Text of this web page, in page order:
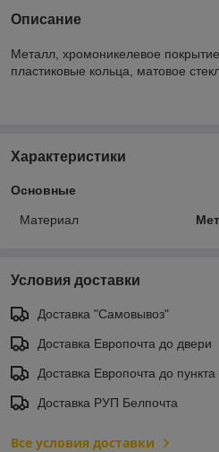
Описание
Металл, хромоникелевое
пластиковые кольца, матовое
Характеристики
Основные
Материал
Условия доставки
Доставка "Самовывоз"
Доставка Европочта до двери
Доставка Европочта до
Доставка РУП Белпочта
Все условия доставки